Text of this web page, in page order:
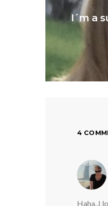
I´m a
4
Haha..I